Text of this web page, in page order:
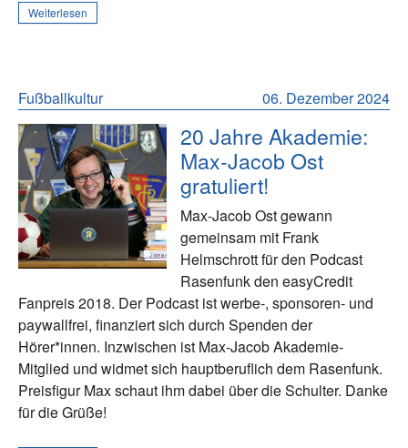
Weiterlesen
06. Dezember 2024
Fußballkultur
20 Jahre Akademie:
Max-Jacob Ost
gratuliert!
Max-Jacob Ost gewann
gemeinsam mit Frank
Helmschrott für den Podcast
Rasenfunk den easyCredit
Fanpreis 2018. Der Podcast ist werbe-, sponsoren- und
paywallfrei, finanziert sich durch Spenden der
Hörer*innen. Inzwischen ist Max-Jacob Akademie-
Mitglied und widmet sich hauptberuflich dem Rasenfunk.
Preisfigur Max schaut ihm dabei über die Schulter. Danke
für die Grüße!